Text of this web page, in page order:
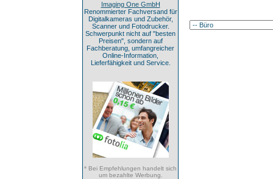
Imaging One GmbH
Renommierter Fachversand für
Digitalkameras und Zubehör,
Scanner und Fotodrucker.
Schwerpunkt nicht auf "besten
Preisen", sondern auf
Fachberatung, umfangreicher
Online-Information,
Lieferfähigkeit und Service.
* Bei Empfehlungen handelt sich
um bezahlte Werbung.